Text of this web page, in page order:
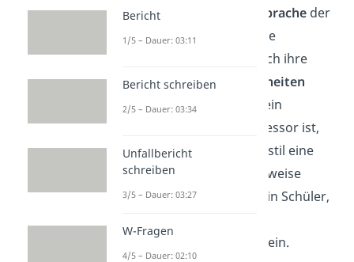
Rollenbiographie, die
Spracheder
Figurnachzuahmen! Die
Schreibweise soll nämlich ihre
sprachlichenBesonderheiten
widerspiegeln. Wenn dein
Charakter also ein Professor ist,
dann sollte dein Sprachstil eine
gehobenere Ausdrucksweise
haben. Ist deine Figur ein Schüler,
umgangssprachlicher sein.
Bericht
1/5 – Dauer: 03:11
Bericht schreiben
2/5 – Dauer: 03:34
Unfallbericht
schreiben
3/5 – Dauer: 03:27
W-Fragen
4/5 – Dauer: 02:10